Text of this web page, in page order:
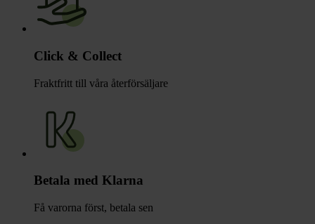
Click & Collect
Fraktfritt till våra återförsäljare
Betala med Klarna
Få varorna först, betala sen